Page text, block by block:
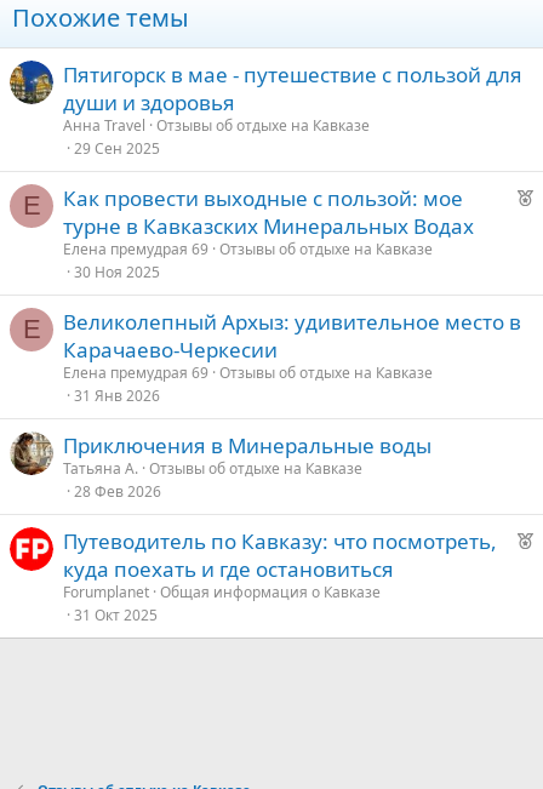
Похожие темы
Пятигорск в мае - путешествие с пользой для
души и здоровья
Анна Travel Отзывы об отдыхе на Кавказе
29 Сен 2025
Е
Р
е
Как провести выходные с пользой: мое
турне в Кавказских Минеральных Водах
Елена премудрая 69 Отзывы об отдыхе на Кавказе
30 Ноя 2025
Е
Великолепный Архыз: удивительное место в
Карачаево-Черкесии
Елена премудрая 69 Отзывы об отдыхе на Кавказе
31 Янв 2026
Приключения в Минеральные воды
Татьяна А. Отзывы об отдыхе на Кавказе
28 Фев 2026
Р
Путеводитель по Кавказу: что посмотреть,
куда поехать и где остановиться
Forumplanet Общая информация о Кавказе
31 Окт 2025